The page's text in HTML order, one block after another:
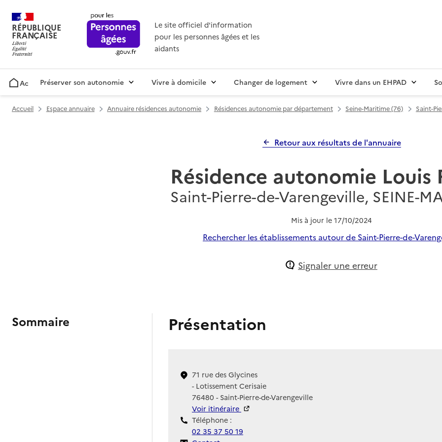
RÉPUBLIQUE
FRANÇAISE
Le site officiel d'information
pour les personnes âgées et les
aidants
AccueilPréserver son autonomie Vivre à domicile Changer de logement Vivre dans un EHPAD
Accueil Espace annuaire Annuaire résidences autonomie Résidences autonomie par département Seine-Maritime (76) Saint-
Retour aux résultats de l'annuaire
Résidence autonomie Louis
Saint-Pierre-de-Varengeville, SEINE-
Mis à jour le 17/10/2024
Rechercher les établissements autour de Saint-Pierre-de-
Signaler une erreur
Sommaire Présentation
71 rue des Glycines
- Lotissement Cerisaie
76480 - Saint-Pierre-de-Varengeville
Voir itinéraire
Téléphone :
02 35 37 50 19